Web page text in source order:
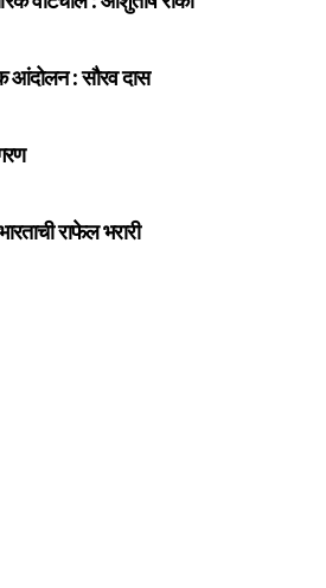
आंदोलन : सौरव दास
राफेल भरारी